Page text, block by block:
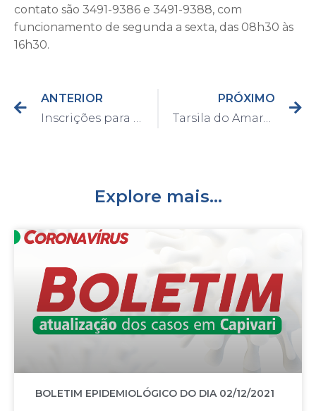
contato são 3491-9386 e 3491-9388, com
funcionamento de segunda a sexta, das 08h30 às
16h30.
ANTERIOR
Inscrições para o programa Bolsa Trabalho são prorrogadas até o dia 03 de setembro
PRÓXIMO
Tarsila do Amaral: 135 anos
Explore mais...
BOLETIM EPIDEMIOLÓGICO DO DIA 02/12/2021